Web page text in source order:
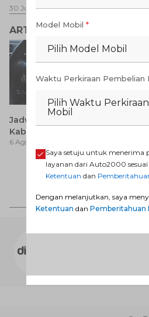
30 Jul 2026-31 Ags 2026 1 Jul
ARTIKEL LAINNYA
Jadwal SIM Keliling
Kabupaten Bandung
Terbaru 2026 dan
Lokasinya
6 Ags 2026
AUTO2000
melayani jaringan
perbaikan dan
yang terbesar di
Model Mobil *
Pilih Model Mobil
Waktu Perkiraan Pembelian
Pilih Waktu
Mobil
Saya setuju untuk menerima
layanan dari Auto2000 sesuai
Ketentuan dan
Dengan melanjutkan, saya
Ketentuan dan Pemberitahuan